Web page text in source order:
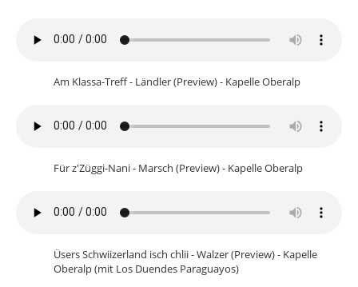
Am Klassa-Treff - Ländler (Preview) - Kapelle Oberalp
Für z'Züggi-Nani - Marsch (Preview) - Kapelle Oberalp
Üsers Schwiizerland isch chlii - Walzer (Preview) - Kapelle
Oberalp (mit Los Duendes Paraguayos)